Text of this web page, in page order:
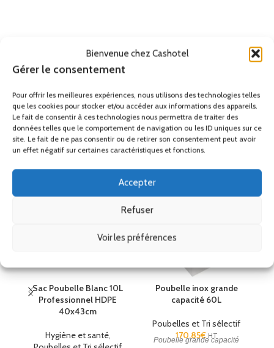
Bienvenue chez Cashotel
Gérer le consentement
Pour offrir les meilleures expériences, nous utilisons des technologies telles
que les cookies pour stocker et/ou accéder aux informations des appareils.
Le fait de consentir à ces technologies nous permettra de traiter des
données telles que le comportement de navigation ou les ID uniques sur ce
site. Le fait de ne pas consentir ou de retirer son consentement peut avoir
un effet négatif sur certaines caractéristiques et fonctions.
Accepter
Refuser
Voir les préférences
Ses accessoires
Produits similaires
Sac Poubelle Blanc 10L
Professionnel HDPE
40x43cm
Hygiène et santé,
Poubelle inox grande
capacité 60L
Poubelles et Tri sélectif
170.85€ HT
Poubelle grande capacité